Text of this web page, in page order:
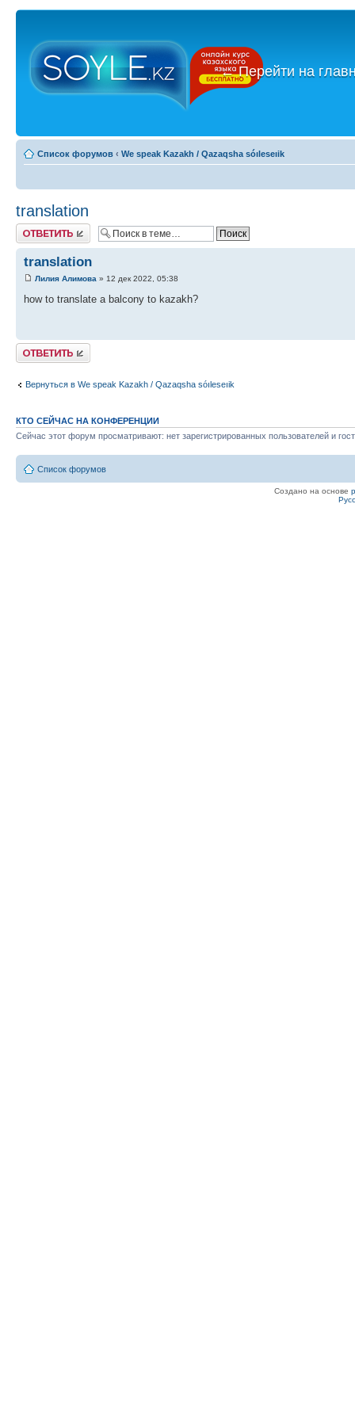
←Перейти на
Список форумов ‹ We speak Kazakh / Qazaqsha sóıleseıik
translation
Ответить
translation
Лилия Алимова » 12 дек 2022, 05:38
how to translate a balcony to kazakh?
Ответить
Вернуться в We speak Kazakh / Qazaqsha sóıleseıik
КТО СЕЙЧАС НА КОНФЕРЕНЦИИ
Сейчас этот форум просматривают: нет зарегистрированных пользователей и
Список форумов
Создано на основе